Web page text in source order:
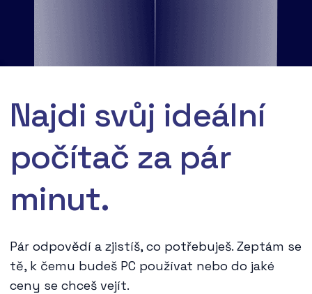
Najdi svůj ideální
počítač za pár
minut.
Pár odpovědí a zjistíš, co potřebuješ. Zeptám se
tě, k čemu budeš PC používat nebo do jaké
ceny se chceš vejít.